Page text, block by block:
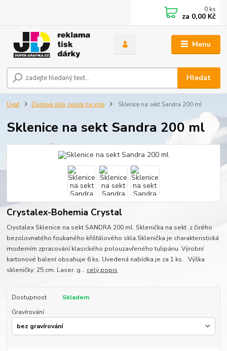
Menu
Hledat
0 ks
za 0,00 Kč
Úvod Dárkové sklo, nosiče na víno Sklenice na sekt Sandra 200 ml
Sklenice na sekt Sandra 200 ml
Crystalex-Bohemia Crystal
Crystalex Sklenice na sekt SANDRA 200 ml. Sklenička na sekt z čirého
bezolovnatého foukaného křišťálového skla.Sklenička je charakteristická
moderním zpracování klasického polouzavřeného tulipánu. Výrobní
kartonové balení obsahuje 6 ks. Uvedená nabídka je za 1 ks. Výška
skleničky: 25 cm. Laser. g... celý popis
Dostupnost
Skladem
Gravírování